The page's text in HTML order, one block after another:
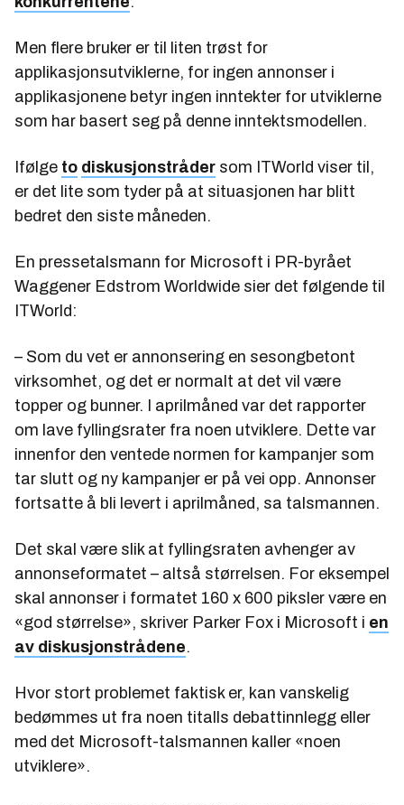
Men flere bruker er til liten trøst for
applikasjonsutviklerne, for ingen annonser i
applikasjonene betyr ingen inntekter for utviklerne
som har basert seg på denne inntektsmodellen.
Ifølge to diskusjonstråder som ITWorld viser til,
er det lite som tyder på at situasjonen har blitt
bedret den siste måneden.
En pressetalsmann for Microsoft i PR-byrået
Waggener Edstrom Worldwide sier det følgende til
ITWorld:
– Som du vet er annonsering en sesongbetont
virksomhet, og det er normalt at det vil være
topper og bunner. I aprilmåned var det rapporter
om lave fyllingsrater fra noen utviklere. Dette var
innenfor den ventede normen for kampanjer som
tar slutt og ny kampanjer er på vei opp. Annonser
fortsatte å bli levert i aprilmåned, sa talsmannen.
Det skal være slik at fyllingsraten avhenger av
annonseformatet – altså størrelsen. For eksempel
skal annonser i formatet 160 x 600 piksler være en
«god størrelse», skriver Parker Fox i Microsoft i en
av diskusjonstrådene.
Hvor stort problemet faktisk er, kan vanskelig
bedømmes ut fra noen titalls debattinnlegg eller
med det Microsoft-talsmannen kaller «noen
utviklere».